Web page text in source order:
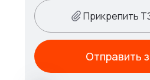
Прикрепить
Отправить